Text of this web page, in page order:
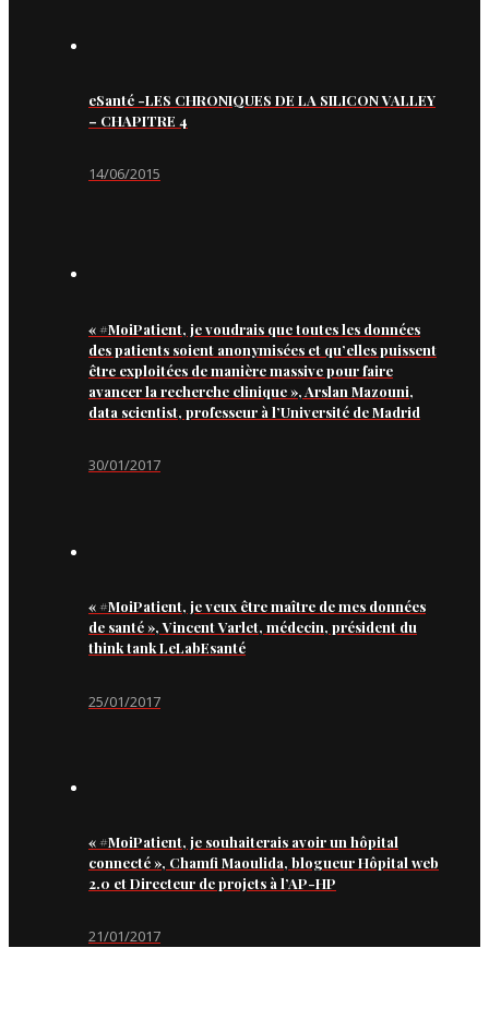
eSanté -LES CHRONIQUES DE LA SILICON VALLEY
– CHAPITRE 4
14/06/2015
« #MoiPatient, je voudrais que toutes les données
des patients soient anonymisées et qu’elles puissent
être exploitées de manière massive pour faire
avancer la recherche clinique », Arslan Mazouni,
data scientist, professeur à l’Université de Madrid
30/01/2017
« #MoiPatient, je veux être maître de mes données
de santé », Vincent Varlet, médecin, président du
think tank LeLabEsanté
25/01/2017
« #MoiPatient, je souhaiterais avoir un hôpital
connecté », Chamfi Maoulida, blogueur Hôpital web
2.0 et Directeur de projets à l’AP-HP
21/01/2017